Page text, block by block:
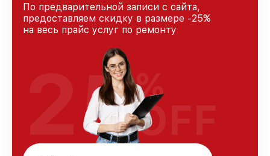
По предварительной записи с сайта,
предоставляем скидку в размере -25%
на весь прайс услуг по ремонту
25%
OFF